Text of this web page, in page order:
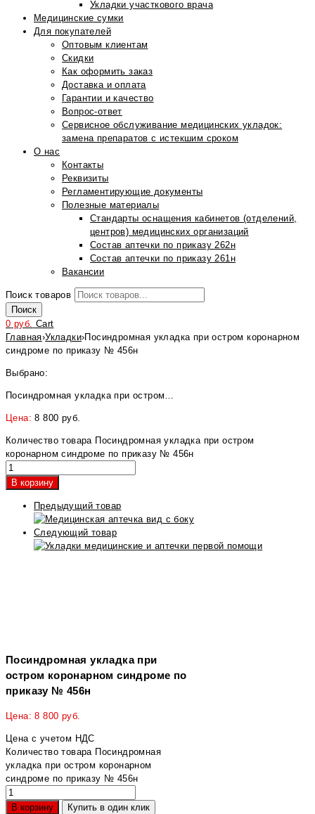
Укладки участкового врача
Медицинские сумки
Для покупателей
Оптовым клиентам
Скидки
Как оформить заказ
Доставка и оплата
Гарантии и качество
Вопрос-ответ
Сервисное обслуживание медицинских укладок:
замена препаратов с истекшим сроком
О нас
Контакты
Реквизиты
Регламентирующие документы
Полезные материалы
Стандарты оснащения кабинетов (отделений,
центров) медицинских организаций
Состав аптечки по приказу 262н
Состав аптечки по приказу 261н
Вакансии
Поиск товаров
Поиск
0 руб. Cart
Главная›Укладки›Посиндромная укладка при остром коронарном
синдроме по приказу № 456н
Выбрано:
Посиндромная укладка при остром…
Цена:8 800 руб.
Количество товара Посиндромная укладка при остром
коронарном синдроме по приказу № 456н
В корзину
Предыдущий товар
Следующий товар
Посиндромная укладка при
остром коронарном синдроме по
приказу № 456н
Цена:8 800 руб.
Цена с учетом НДС
Количество товара Посиндромная
укладка при остром коронарном
синдроме по приказу № 456н
В корзину Купить в один клик